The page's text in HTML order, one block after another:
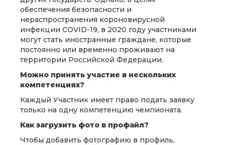
обеспечения безопасности и
нераспространения короновирусной
инфекции COVID-19, в 2020 году участниками
могут стать иностранные граждане, которые
постоянно или временно проживают на
территории Российской Федерации.
Можно принять участие в нескольких
компетенциях?
Каждый Участник имеет право подать заявку
только на одну компетенцию чемпионата.
Как загрузить фото в профайл?
Чтобы добавить фотографию в профиль,